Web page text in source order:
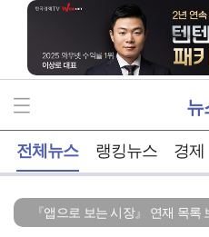
뉴
전체뉴스 랭킹뉴스 경제
『앱으로 보는 시장』 연재 목록